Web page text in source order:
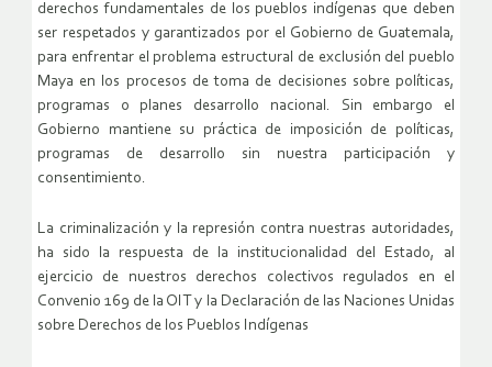
derechos fundamentales de los pueblos indígenas que deben
ser respetados y garantizados por el Gobierno de Guatemala,
para enfrentar el problema estructural de exclusión del pueblo
Maya en los procesos de toma de decisiones sobre políticas,
programas o planes desarrollo nacional. Sin embargo el
Gobierno mantiene su práctica de imposición de políticas,
programas de desarrollo sin nuestra participación y
consentimiento.
La criminalización y la represión contra nuestras autoridades,
ha sido la respuesta de la institucionalidad del Estado, al
ejercicio de nuestros derechos colectivos regulados en el
Convenio 169 de la OIT y la Declaración de las Naciones Unidas
sobre Derechos de los Pueblos Indígenas